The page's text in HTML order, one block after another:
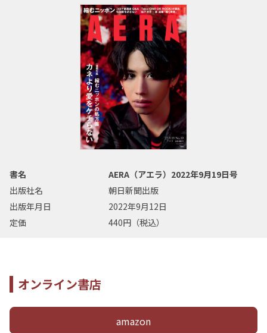
書名
AERA（アエラ）2022年9月19日号
出版社名
朝日新聞出版
出版年月日
2022年9月12日
定価
440円（税込）
オンライン書店
amazon